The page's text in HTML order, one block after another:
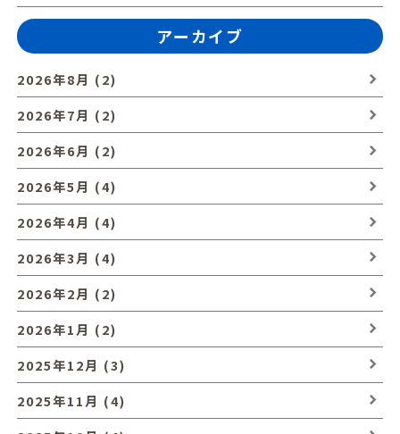
アーカイブ
2026年8月 (2)
2026年7月 (2)
2026年6月 (2)
2026年5月 (4)
2026年4月 (4)
2026年3月 (4)
2026年2月 (2)
2026年1月 (2)
2025年12月 (3)
2025年11月 (4)